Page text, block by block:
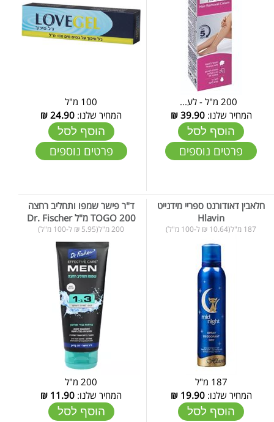
המחיר שלנו:39.90
₪
הוסף לסל
פרטים נוספים
100 מ"ל
המחיר שלנו: 24.90
₪
הוסף לסל
פרטים נוספים
חלאבין דאודורנט ספריי מידנייט
Hlavin
187 מ"ל(10.64 ₪ ל-100 מ"ל)
187 מ"ל
המחיר שלנו:19.90
₪
הוסף לסל
ד"ר פישר שמפו ותחליב רחצה
TOGO 200 מ"ל Dr. Fischer
200 מ"ל(5.95 ₪ ל-100 מ"ל)
200 מ"ל
המחיר שלנו: 11.90
₪
הוסף לסל